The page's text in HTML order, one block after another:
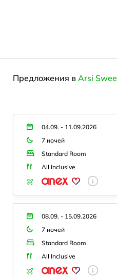
Предложения в Arsi
04.09. - 11.09.2026
7 ночей
Standard Room
All Inclusive
08.09. - 15.09.2026
7 ночей
Standard Room
All Inclusive